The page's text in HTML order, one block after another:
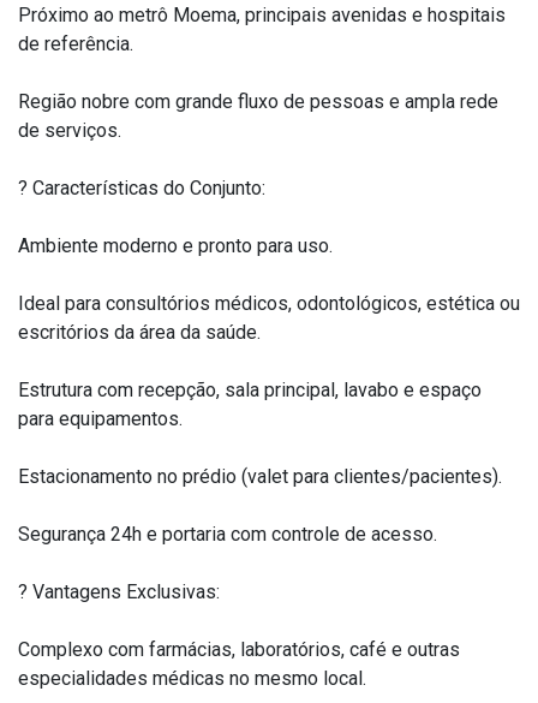
Próximo ao metrô Moema, principais avenidas e hospitais
de referência.
Região nobre com grande fluxo de pessoas e ampla rede
de serviços.
? Características do Conjunto:
Ambiente moderno e pronto para uso.
Ideal para consultórios médicos, odontológicos, estética ou
escritórios da área da saúde.
Estrutura com recepção, sala principal, lavabo e espaço
para equipamentos.
Estacionamento no prédio (valet para clientes/pacientes).
Segurança 24h e portaria com controle de acesso.
? Vantagens Exclusivas:
Complexo com farmácias, laboratórios, café e outras
especialidades médicas no mesmo local.